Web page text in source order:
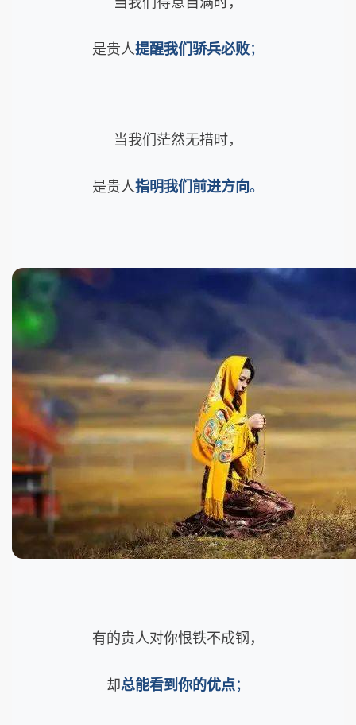
是贵人提醒我们骄兵必败；
当我们茫然无措时，
是贵人指明我们前进方向。
有的贵人对你恨铁不成钢，
却总能看到你的优点；